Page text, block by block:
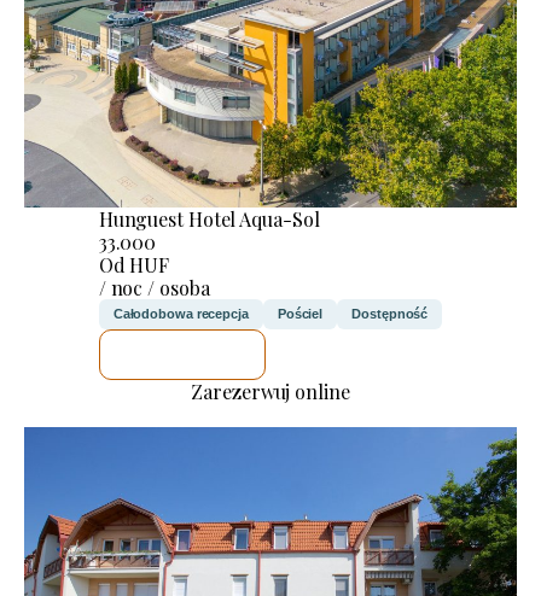
Hunguest Hotel Aqua-Sol
33.000
Od HUF
/ noc / osoba
Całodobowa recepcja Pościel Dostępność
Zarezerwuj online